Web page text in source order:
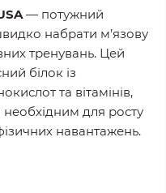
— потужний
набрати м’язову
тренувань. Цей
білок із
та вітамінів,
для росту
навантажень.